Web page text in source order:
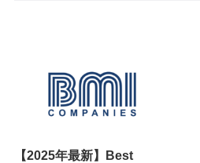
【2025年最新】Best